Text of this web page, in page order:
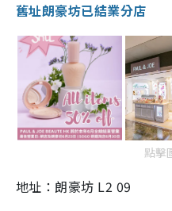
舊址朗豪坊已結業分店
點擊
地址：朗豪坊 L2 09